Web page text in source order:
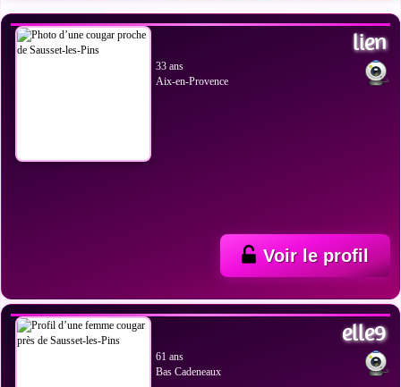
lien
33 ans
Aix-en-Provence
Voir le profil
elle9
61 ans
Bas Cadeneaux